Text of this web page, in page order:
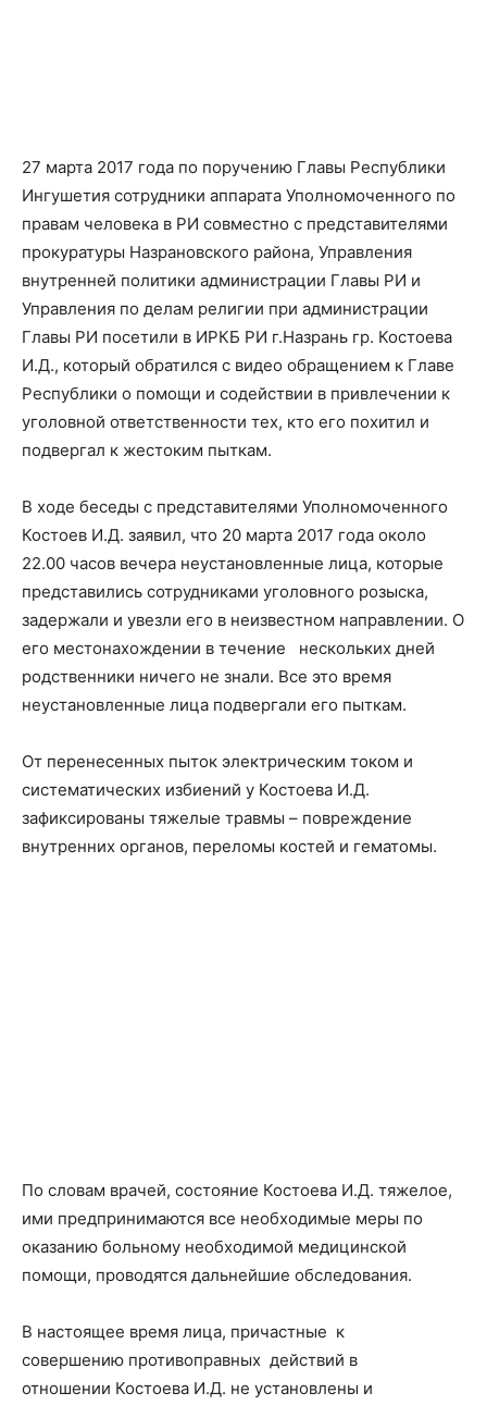
27 марта 2017 года по поручению Главы Республики
Ингушетия сотрудники аппарата Уполномоченного по
правам человека в РИ совместно с представителями
прокуратуры Назрановского района, Управления
внутренней политики администрации Главы РИ и
Управления по делам религии при администрации
Главы РИ посетили в ИРКБ РИ г.Назрань гр. Костоева
И.Д., который обратился с видео обращением к Главе
Республики о помощи и содействии в привлечении к
уголовной ответственности тех, кто его похитил и
подвергал к жестоким пыткам.
В ходе беседы с представителями Уполномоченного
Костоев И.Д. заявил, что 20 марта 2017 года около
22.00 часов вечера неустановленные лица, которые
представились сотрудниками уголовного розыска,
задержали и увезли его в неизвестном направлении. О
его местонахождении в течение нескольких дней
родственники ничего не знали. Все это время
неустановленные лица подвергали его пыткам.
От перенесенных пыток электрическим током и
систематических избиений у Костоева И.Д.
зафиксированы тяжелые травмы – повреждение
внутренних органов, переломы костей и гематомы.
По словам врачей, состояние Костоева И.Д. тяжелое,
ими предпринимаются все необходимые меры по
оказанию больному необходимой медицинской
помощи, проводятся дальнейшие обследования.
В настоящее время лица, причастные к
совершению противоправных действий в
отношении Костоева И.Д. не установлены и